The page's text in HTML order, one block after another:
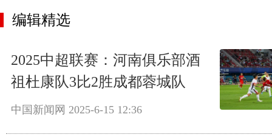
编辑精选
2025中超联赛：河南俱乐部酒
祖杜康队3比2胜成都蓉城队
中国新闻网 2025-6-15 12:36